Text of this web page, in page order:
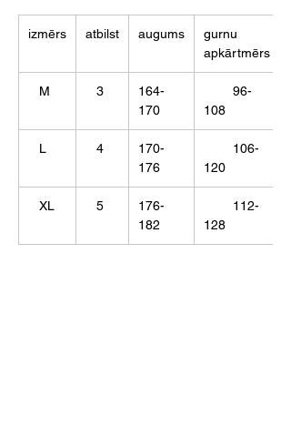
izmērs atbilst augums
gurnu
apkārtmērs
M 3
164-
170
96-
108
L 4
170-
176
106-
120
XL 5
176-
182
112-
128